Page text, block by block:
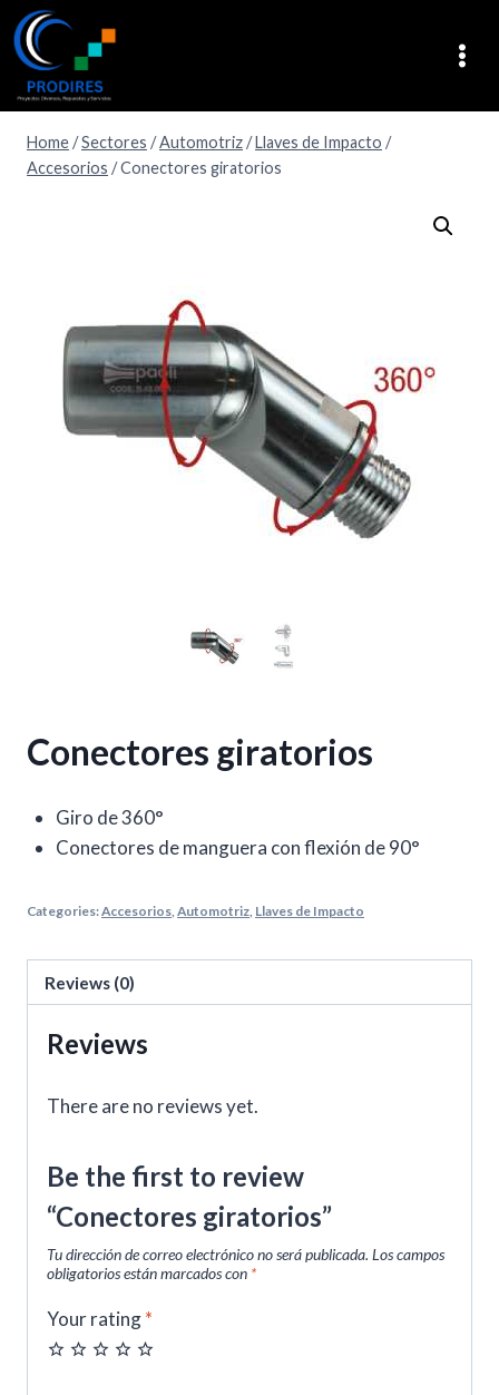
Home/Sectores /Automotriz/ Llaves de Impacto /
Accesorios /Conectores giratorios
Conectores giratorios
Giro de 360°
Conectores de manguera con flexión de 90°
Categories:Accesorios, Automotriz, Llaves de Impacto
Reviews (0)
Reviews
There are no reviews yet.
Be the first to review
“Conectores giratorios”
Tu dirección de correo electrónico no será publicada. Los campos
obligatorios están marcados con *
Your rating*